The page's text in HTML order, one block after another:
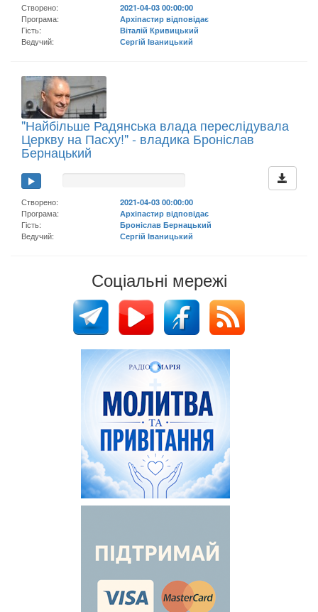
Створено:
2021-04-03 00:00:00
Програма:
Архіпастир відповідає
Гість:
Віталій Кривицький
Ведучий:
Сергій Іваницький
"Найбільше Радянська влада переслідувала
Церкву на Пасху!" - владика Броніслав
Бернацький
Створено:
2021-04-03 00:00:00
Програма:
Архіпастир відповідає
Гість:
Броніслав Бернацький
Ведучий:
Сергій Іваницький
Соціальні мережі